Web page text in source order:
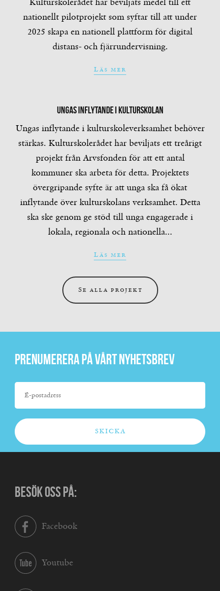
Kulturskolerådet har beviljats medel till ett
nationellt pilotprojekt som syftar till att under
2025 skapa en nationell plattform för digital
distans- och fjärrundervisning.
Läs mer
Ungas inflytande i kulturskolan
Ungas inflytande i kulturskoleverksamhet behöver
stärkas. Kulturskolerådet har beviljats ett treårigt
projekt från Arvsfonden för att ett antal
kommuner ska arbeta för detta. Projektets
övergripande syfte är att unga ska få ökat
inflytande över kulturskolans verksamhet. Detta
ska ske genom ge stöd till unga engagerade i
lokala, regionala och nationella...
Läs mer
Se alla projekt
Prenumerera på vårt nyhetsbrev
SKICKA
BESÖK OSS PÅ:
Facebook
Youtube